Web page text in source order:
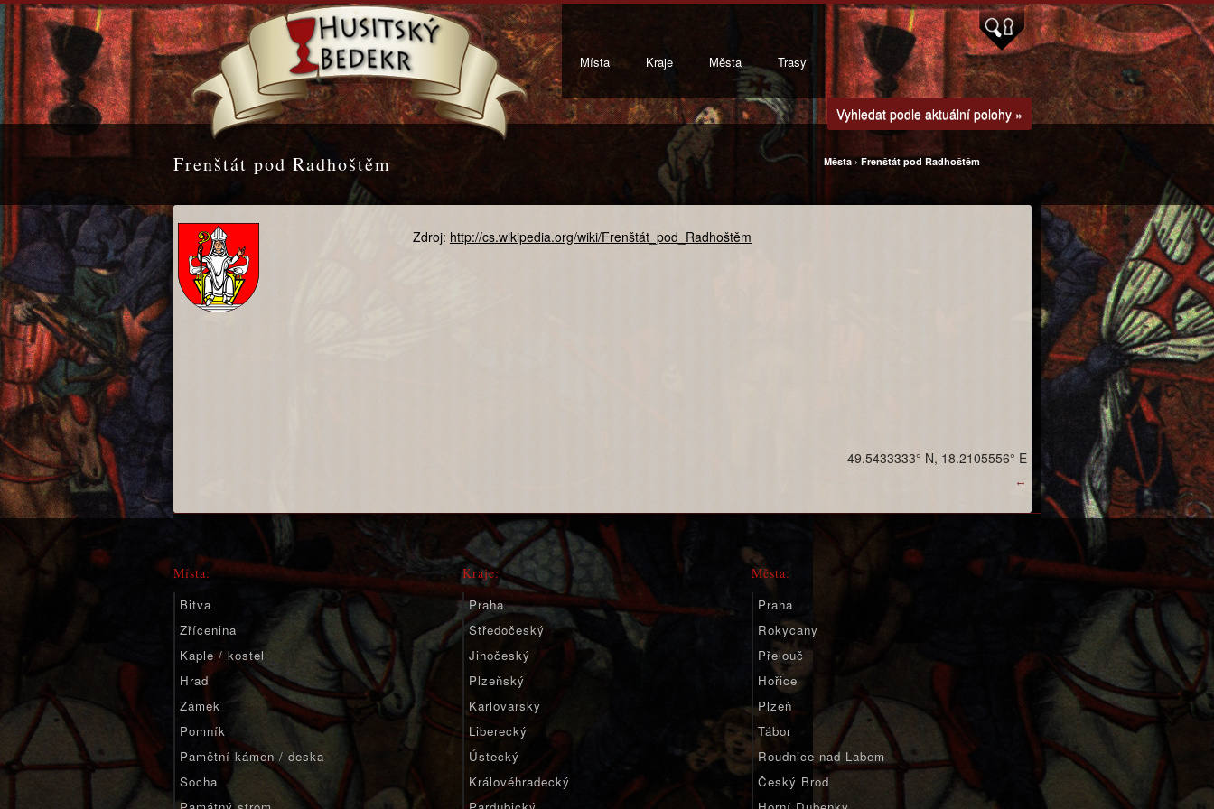
Místa Kraje Města Trasy
Vyhledat podle aktuální polohy »
Frenštát pod Radhoštěm Města ›Frenštát pod Radhoštěm
Zdroj: http://cs.wikipedia.org/wiki/Frenštát_pod_Radhoštěm
↔
49.5433333° N, 18.2105556° E
Místa:
Bitva
Zřícenina
Kaple / kostel
Hrad
Zámek
Pomník
Pamětní kámen / deska
Socha
Kraje:
Praha
Středočeský
Jihočeský
Plzeňský
Karlovarský
Liberecký
Ústecký
Královéhradecký
Města:
Praha
Rokycany
Přelouč
Hořice
Plzeň
Tábor
Roudnice nad Labem
Český Brod